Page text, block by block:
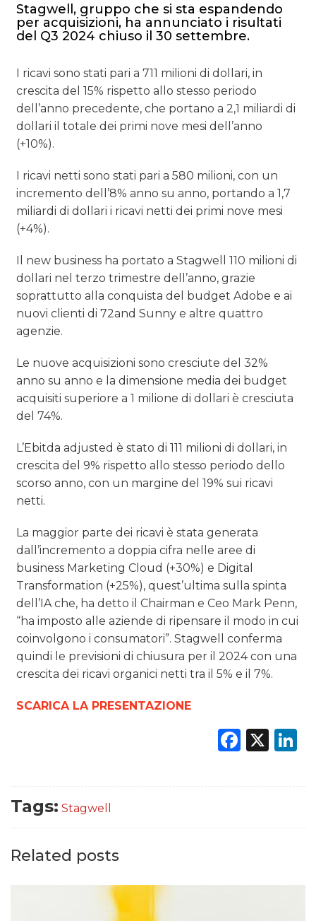
Stagwell, gruppo che si sta espandendo
per acquisizioni, ha annunciato i risultati
del Q3 2024 chiuso il 30 settembre.
I ricavi sono stati pari a 711 milioni di dollari, in
crescita del 15% rispetto allo stesso periodo
dell’anno precedente, che portano a 2,1 miliardi di
dollari il totale dei primi nove mesi dell’anno
(+10%).
I ricavi netti sono stati pari a 580 milioni, con un
incremento dell’8% anno su anno, portando a 1,7
miliardi di dollari i ricavi netti dei primi nove mesi
(+4%).
Il new business ha portato a Stagwell 110 milioni di
dollari nel terzo trimestre dell’anno, grazie
soprattutto alla conquista del budget Adobe e ai
nuovi clienti di 72and Sunny e altre quattro
agenzie.
Le nuove acquisizioni sono cresciute del 32%
anno su anno e la dimensione media dei budget
acquisiti superiore a 1 milione di dollari è cresciuta
del 74%.
L’Ebitda adjusted è stato di 111 milioni di dollari, in
crescita del 9% rispetto allo stesso periodo dello
scorso anno, con un margine del 19% sui ricavi
netti.
La maggior parte dei ricavi è stata generata
dall’incremento a doppia cifra nelle aree di
business Marketing Cloud (+30%) e Digital
Transformation (+25%), quest’ultima sulla spinta
dell’IA che, ha detto il Chairman e Ceo Mark Penn,
“ha imposto alle aziende di ripensare il modo in cui
coinvolgono i consumatori”. Stagwell conferma
quindi le previsioni di chiusura per il 2024 con una
crescita dei ricavi organici netti tra il 5% e il 7%.
SCARICA LA PRESENTAZIONE
X
Tags: Stagwell
Related posts